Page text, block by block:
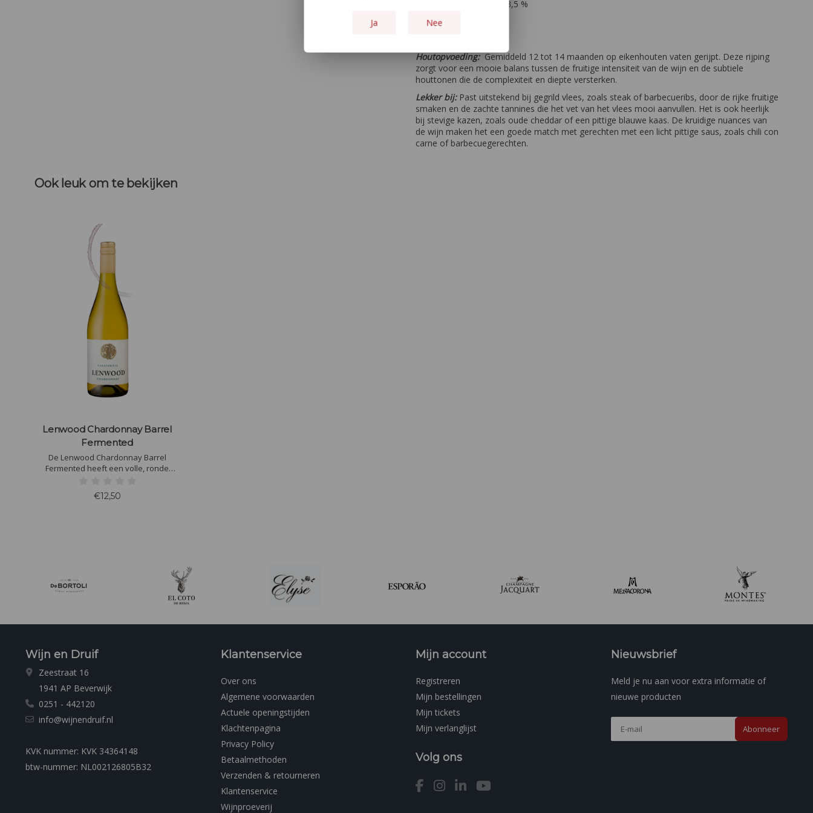
-13,5 %
Oogstjaar:
Houtopvoeding:Gemiddeld 12 tot 14 maanden op eikenhouten vaten gerijpt. Deze rijping
zorgt voor een mooie balans tussen de fruitige intensiteit van de wijn en de subtiele
houttonen die de complexiteit en diepte versterken.
Lekker bij: Past uitstekend bij gegrild vlees, zoals steak of barbecueribs, door de rijke fruitige
smaken en de zachte tannines die het vet van het vlees mooi aanvullen. Het is ook heerlijk
bij stevige kazen, zoals oude cheddar of een pittige blauwe kaas. De kruidige nuances van
de wijn maken het een goede match met gerechten met een licht pittige saus, zoals chili con
carne of barbecuegerechten.
Ook leuk om te bekijken
Lenwood Chardonnay Barrel
Fermented
De Lenwood Chardonnay Barrel
Fermented heeft een volle, ronde
subtiele tropische fruittonen. De
invloed van eikenhout voegt vanille en
€12,50
Wijn en Druif
Zeestraat 16
1941 AP Beverwijk
0251 - 442120
info@wijnendruif.nl
KVK nummer: KVK 34364148
btw-nummer: NL002126805B32
Klantenservice
Over ons
Algemene voorwaarden
Actuele openingstijden
Klachtenpagina
Privacy Policy
Betaalmethoden
Verzenden & retourneren
Klantenservice
Wijnproeverij
Mijn account
Registreren
Mijn bestellingen
Mijn tickets
Mijn verlanglijst
Volg ons
Nieuwsbrief
Meld je nu aan voor extra informatie of
nieuwe producten
Abonneer
Ja Nee